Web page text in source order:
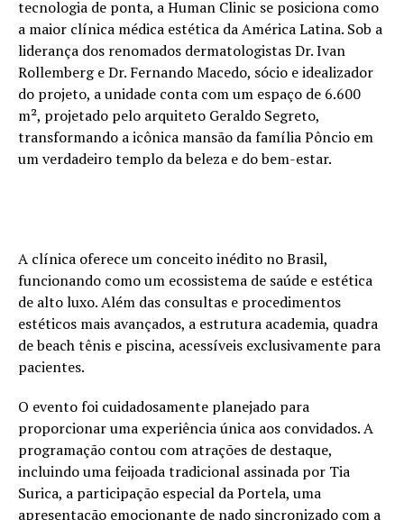
tecnologia de ponta, a Human Clinic se posiciona como
a maior clínica médica estética da América Latina. Sob a
liderança dos renomados dermatologistas Dr. Ivan
Rollemberg e Dr. Fernando Macedo, sócio e idealizador
do projeto, a unidade conta com um espaço de 6.600
m², projetado pelo arquiteto Geraldo Segreto,
transformando a icônica mansão da família Pôncio em
um verdadeiro templo da beleza e do bem-estar.
A clínica oferece um conceito inédito no Brasil,
funcionando como um ecossistema de saúde e estética
de alto luxo. Além das consultas e procedimentos
estéticos mais avançados, a estrutura academia, quadra
de beach tênis e piscina, acessíveis exclusivamente para
pacientes.
O evento foi cuidadosamente planejado para
proporcionar uma experiência única aos convidados. A
programação contou com atrações de destaque,
incluindo uma feijoada tradicional assinada por Tia
Surica, a participação especial da Portela, uma
apresentação emocionante de nado sincronizado com a